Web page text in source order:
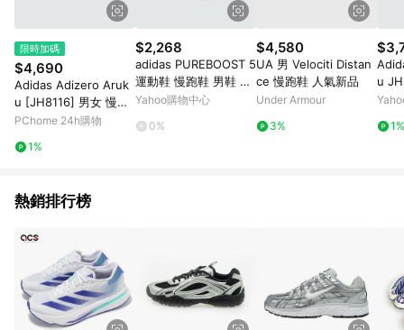
限時加碼
$4,690
Adidas Adizero Aruk
u [JH8116] 男女 慢跑
鞋 彈力 支撐 緩震 灰
PChome 24h購物
1%
$2,268
adidas PUREBOOST 5
運動鞋 慢跑鞋 男鞋 彩
虹底 灰色 IE8463
Yahoo購物中心
0%
$4,580
UA 男 Velociti Distan
ce 慢跑鞋 人氣新品
Under Armour
3%
u
彈力
1%
熱銷排行榜